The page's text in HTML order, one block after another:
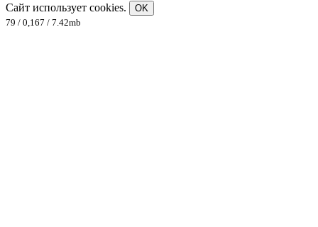
Сайт использует cookies.
OK
79 / 0,167 / 7.42mb